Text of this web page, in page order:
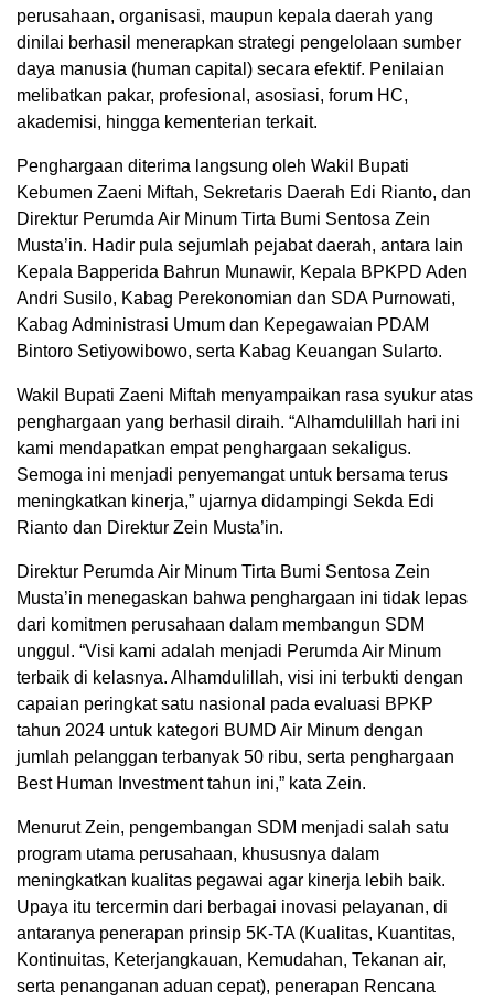
perusahaan, organisasi, maupun kepala daerah yang
dinilai berhasil menerapkan strategi pengelolaan sumber
daya manusia (human capital) secara efektif. Penilaian
melibatkan pakar, profesional, asosiasi, forum HC,
akademisi, hingga kementerian terkait.
Penghargaan diterima langsung oleh Wakil Bupati
Kebumen Zaeni Miftah, Sekretaris Daerah Edi Rianto, dan
Direktur Perumda Air Minum Tirta Bumi Sentosa Zein
Musta’in. Hadir pula sejumlah pejabat daerah, antara lain
Kepala Bapperida Bahrun Munawir, Kepala BPKPD Aden
Andri Susilo, Kabag Perekonomian dan SDA Purnowati,
Kabag Administrasi Umum dan Kepegawaian PDAM
Bintoro Setiyowibowo, serta Kabag Keuangan Sularto.
Wakil Bupati Zaeni Miftah menyampaikan rasa syukur atas
penghargaan yang berhasil diraih. “Alhamdulillah hari ini
kami mendapatkan empat penghargaan sekaligus.
Semoga ini menjadi penyemangat untuk bersama terus
meningkatkan kinerja,” ujarnya didampingi Sekda Edi
Rianto dan Direktur Zein Musta’in.
Direktur Perumda Air Minum Tirta Bumi Sentosa Zein
Musta’in menegaskan bahwa penghargaan ini tidak lepas
dari komitmen perusahaan dalam membangun SDM
unggul. “Visi kami adalah menjadi Perumda Air Minum
terbaik di kelasnya. Alhamdulillah, visi ini terbukti dengan
capaian peringkat satu nasional pada evaluasi BPKP
tahun 2024 untuk kategori BUMD Air Minum dengan
jumlah pelanggan terbanyak 50 ribu, serta penghargaan
Best Human Investment tahun ini,” kata Zein.
Menurut Zein, pengembangan SDM menjadi salah satu
program utama perusahaan, khususnya dalam
meningkatkan kualitas pegawai agar kinerja lebih baik.
Upaya itu tercermin dari berbagai inovasi pelayanan, di
antaranya penerapan prinsip 5K-TA (Kualitas, Kuantitas,
Kontinuitas, Keterjangkauan, Kemudahan, Tekanan air,
serta penanganan aduan cepat), penerapan Rencana